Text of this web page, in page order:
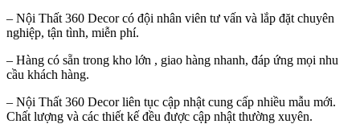
– Nội Thất 360 Decor có đội nhân viên tư vấn và lắp đặt chuyên
nghiệp, tận tình, miễn phí.
– Hàng có sẵn trong kho lớn , giao hàng nhanh, đáp ứng mọi nhu
cầu khách hàng.
– Nội Thất 360 Decor liên tục cập nhật cung cấp nhiều mẫu mới.
Chất lượng và các thiết kế đều được cập nhật thường xuyên.